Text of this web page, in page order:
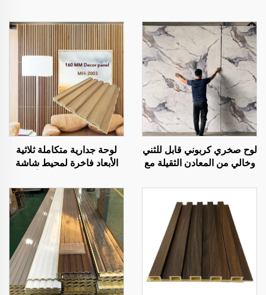
لوح صخري كربوني قابل للثني
وخالي من المعادن الثقيلة مع
جدارية من ألياف الفحم
البامبو الصديقة للبيئة
لوحة جدارية متكاملة ثلاثية
الأبعاد فاخرة لمحيط شاشة
البامبو الخشبية الحديثة
البسيطة والمصممة للغرف
المعيشة